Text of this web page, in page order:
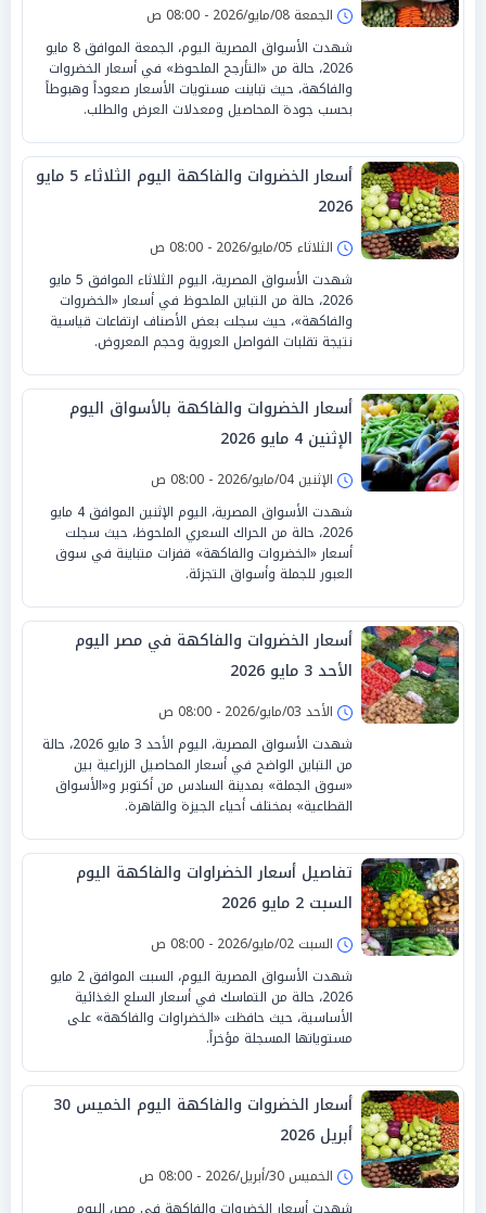
الجمعة 08/مايو/2026 - 08:00 ص
شهدت الأسواق المصرية اليوم، الجمعة الموافق 8 مايو
2026، حالة من «التأرجح الملحوظ» في أسعار الخضروات
والفاكهة، حيث تباينت مستويات الأسعار صعوداً وهبوطاً
بحسب جودة المحاصيل ومعدلات العرض والطلب.
أسعار الخضروات والفاكهة اليوم الثلاثاء 5 مايو
2026
الثلاثاء 05/مايو/2026 - 08:00 ص
شهدت الأسواق المصرية، اليوم الثلاثاء الموافق 5 مايو
2026، حالة من التباين الملحوظ في أسعار «الخضروات
والفاكهة»، حيث سجلت بعض الأصناف ارتفاعات قياسية
نتيجة تقلبات الفواصل العروية وحجم المعروض.
أسعار الخضروات والفاكهة بالأسواق اليوم
الإثنين 4 مايو 2026
الإثنين 04/مايو/2026 - 08:00 ص
شهدت الأسواق المصرية، اليوم الإثنين الموافق 4 مايو
2026، حالة من الحراك السعري الملحوظ، حيث سجلت
أسعار «الخضروات والفاكهة» قفزات متباينة في سوق
العبور للجملة وأسواق التجزئة.
أسعار الخضروات والفاكهة في مصر اليوم
الأحد 3 مايو 2026
الأحد 03/مايو/2026 - 08:00 ص
شهدت الأسواق المصرية، اليوم الأحد 3 مايو 2026، حالة
من التباين الواضح في أسعار المحاصيل الزراعية بين
«سوق الجملة» بمدينة السادس من أكتوبر و«الأسواق
القطاعية» بمختلف أحياء الجيزة والقاهرة.
تفاصيل أسعار الخضراوات والفاكهة اليوم
السبت 2 مايو 2026
السبت 02/مايو/2026 - 08:00 ص
شهدت الأسواق المصرية اليوم، السبت الموافق 2 مايو
2026، حالة من التماسك في أسعار السلع الغذائية
الأساسية، حيث حافظت «الخضراوات والفاكهة» على
مستوياتها المسجلة مؤخراً.
أسعار الخضروات والفاكهة اليوم الخميس 30
أبريل 2026
الخميس 30/أبريل/2026 - 08:00 ص